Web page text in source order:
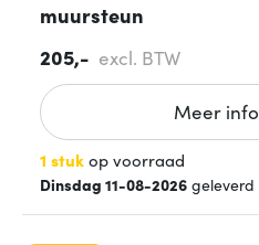
muursteun
205,- excl. BTW
Meer info
1 stukop voorraad
Dinsdag 11-08-2026 geleverd